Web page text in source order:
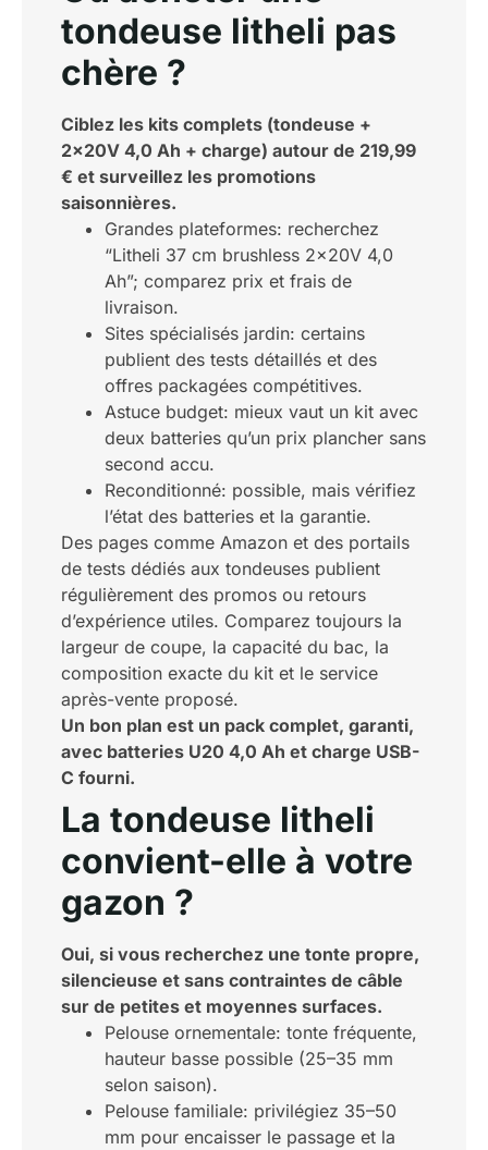
tondeuse litheli pas
chère ?
Ciblez les kits complets (tondeuse +
2x20V 4,0 Ah + charge) autour de 219,99
€ et surveillez les promotions
saisonnières.
Grandes plateformes: recherchez
“Litheli 37 cm brushless 2x20V 4,0
Ah”; comparez prix et frais de
livraison.
Sites spécialisés jardin: certains
publient des tests détaillés et des
offres packagées compétitives.
Astuce budget: mieux vaut un kit avec
deux batteries qu’un prix plancher sans
second accu.
Reconditionné: possible, mais vérifiez
l’état des batteries et la garantie.
Des pages comme Amazon et des portails
de tests dédiés aux tondeuses publient
régulièrement des promos ou retours
d’expérience utiles. Comparez toujours la
largeur de coupe, la capacité du bac, la
composition exacte du kit et le service
après-vente proposé.
Un bon plan est un pack complet, garanti,
avec batteries U20 4,0 Ah et charge USB-
C fourni.
La tondeuse litheli
convient-elle à votre
gazon ?
Oui, si vous recherchez une tonte propre,
silencieuse et sans contraintes de câble
sur de petites et moyennes surfaces.
Pelouse ornementale: tonte fréquente,
hauteur basse possible (25–35 mm
selon saison).
Pelouse familiale: privilégiez 35–50
mm pour encaisser le passage et la